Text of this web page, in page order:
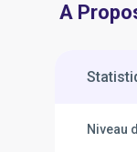
A
Niveau